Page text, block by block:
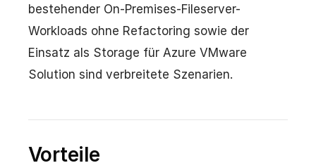
bestehender On-Premises-Fileserver-
Workloads ohne Refactoring sowie der
Einsatz als Storage für Azure VMware
Solution sind verbreitete Szenarien.
Vorteile